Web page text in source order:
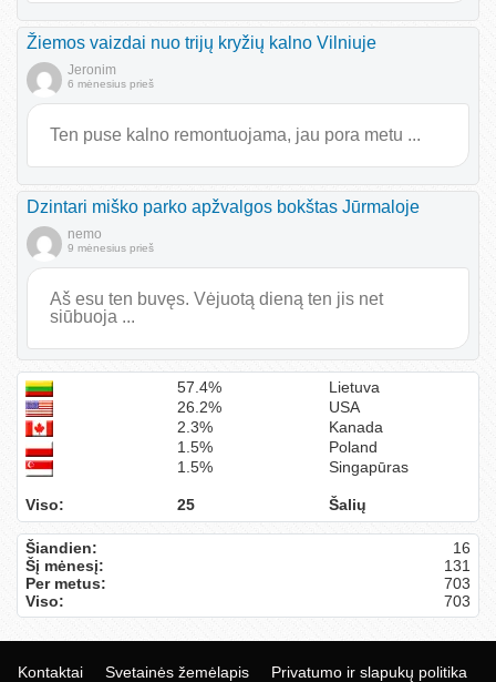
Žiemos vaizdai nuo trijų kryžių kalno Vilniuje
Jeronim
6 mėnesius prieš
Ten puse kalno remontuojama, jau pora metu ...
Dzintari miško parko apžvalgos bokštas Jūrmaloje
nemo
9 mėnesius prieš
Aš esu ten buvęs. Vėjuotą dieną ten jis net
siūbuoja ...
57.4%
Lietuva
26.2%
USA
2.3%
Kanada
1.5%
Poland
1.5%
Singapūras
Viso: 25 Šalių
Šiandien:
16
Šį mėnesį:
131
Per metus:
703
Viso:
703
Kontaktai Svetainės žemėlapis Privatumo ir slapukų politika